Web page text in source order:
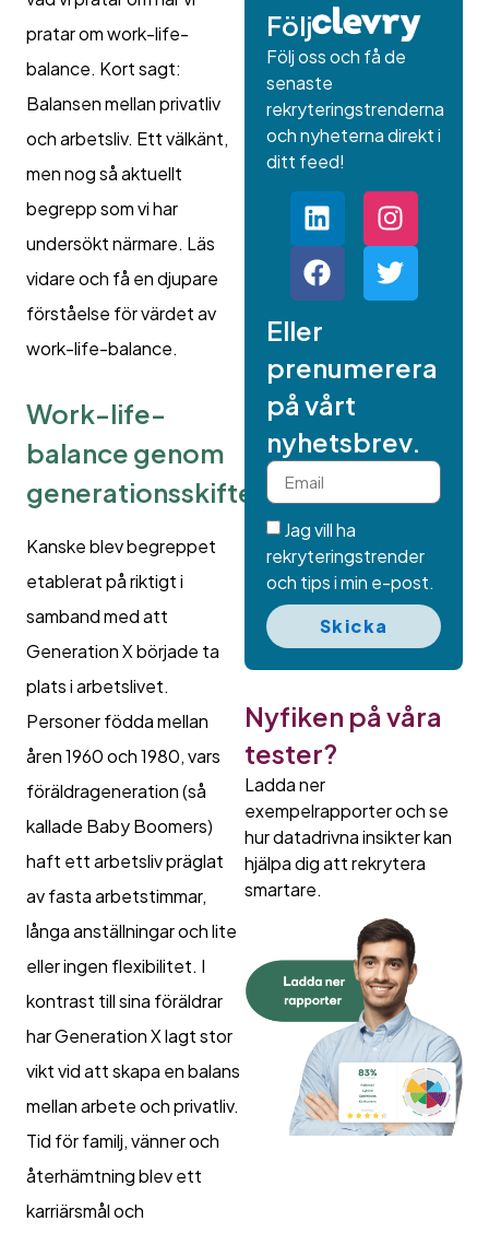
pratar om work-life-
balance. Kort sagt:
Balansen mellan privatliv
och arbetsliv. Ett välkänt,
men nog så aktuellt
begrepp som vi har
undersökt närmare. Läs
vidare och få en djupare
förståelse för värdet av
work-life-balance.
Work-life-
balance genom
generationsskiften
Kanske blev begreppet
etablerat på riktigt i
samband med att
Generation X började ta
plats i arbetslivet.
Personer födda mellan
åren 1960 och 1980, vars
föräldrageneration (så
kallade Baby Boomers)
haft ett arbetsliv präglat
av fasta arbetstimmar,
långa anställningar och lite
eller ingen flexibilitet. I
kontrast till sina föräldrar
har Generation X lagt stor
vikt vid att skapa en balans
mellan arbete och privatliv.
Tid för familj, vänner och
återhämtning blev ett
karriärsmål och
Följ
Följ oss och få de
senaste
rekryteringstrenderna
och nyheterna direkt i
ditt feed!
Eller
prenumerera
på vårt
nyhetsbrev.
Jag vill ha
rekryteringstrender
och tips i min e-post.
Skicka
Nyfiken på våra
tester?
Ladda ner
exempelrapporter och se
hur datadrivna insikter kan
hjälpa dig att rekrytera
smartare.